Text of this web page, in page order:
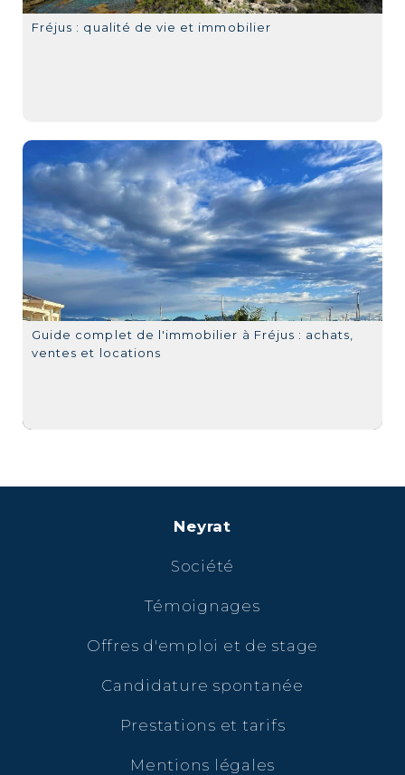
Fréjus : qualité de vie et immobilier
Guide complet de l'immobilier à Fréjus : achats,
ventes et locations
Neyrat
Société
Témoignages
Offres d'emploi et de stage
Candidature spontanée
Prestations et tarifs
Mentions légales